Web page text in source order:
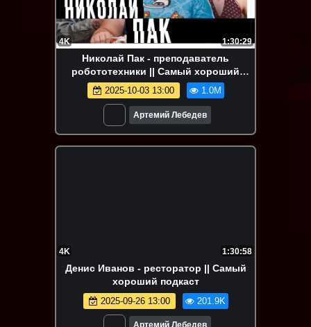
4K 1:30:29
Николай Пак - преподаватель
робототехники || Самый хороший
подкаст
2025-10-03 13:00 1.0M
Артемий Лебедев
4K 1:30:58
Денис Иванов - ресторатор || Самый
хороший подкаст
2025-09-26 13:00 201.9K
Артемий Лебедев